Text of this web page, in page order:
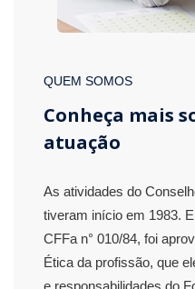
QUEM SOMOS
Conheça mais
atuação
As atividades do
tiveram início em 1983.
CFFa n° 010/84, foi
Ética da profissão, que